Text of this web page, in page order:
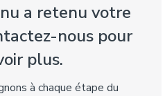
a retenu votre
nous pour
plus.
à chaque étape du